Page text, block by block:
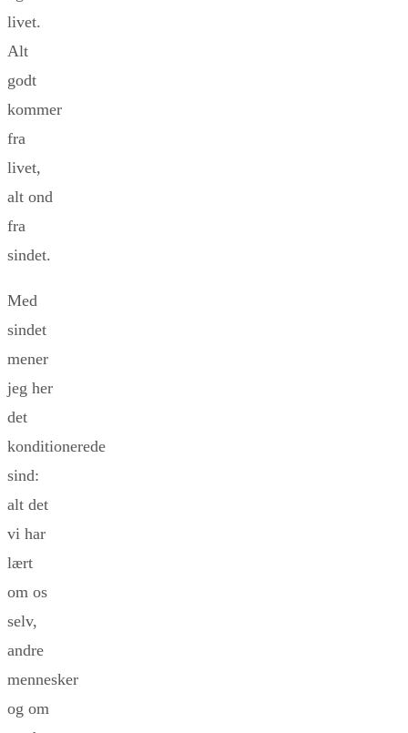
livet.
Alt
godt
kommer
fra
livet,
alt ond
fra
sindet.
Med
sindet
mener
jeg her
det
konditionerede
sind:
alt det
vi har
lært
om os
selv,
andre
mennesker
og om